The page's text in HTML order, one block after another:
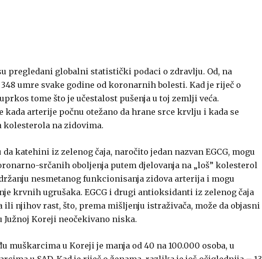
pregledani globalni statistički podaci o zdravlju. Od, na
umre svake godine od koronarnih bolesti. Kad je riječ o
tome što je učestalost pušenja u toj zemlji veća.
arterije počnu otežano da hrane srce krvlju i kada se
kolesterola na zidovima.
katehini iz zelenog čaja, naročito jedan nazvan EGCG, mogu
srčanih oboljenja putem djelovanja na „loš” kolesterol
nesmetanog funkcionisanja zidova arterija i mogu
krvnih ugrušaka. EGCG i drugi antioksidanti iz zelenog čaja
njihov rast, što, prema mišljenju istraživača, može da objasni
Koreji neočekivano niska.
muškarcima u Koreji je manja od 40 na 100.000 osoba, u